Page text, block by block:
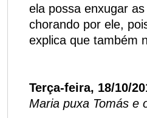
ela possa enxugar
chorando por ele,
explica que também
Terça-feira, 18/10/
Maria puxa Tomás e